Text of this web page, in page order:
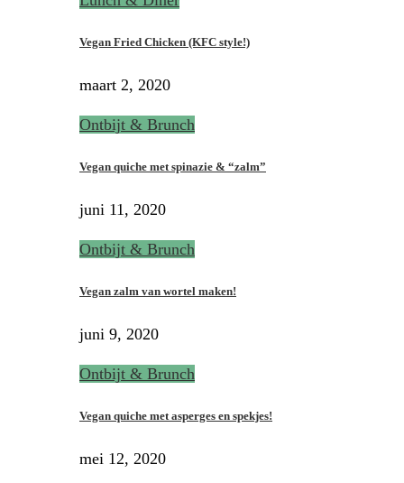
Vegan Fried Chicken (KFC style!)
maart 2, 2020
Ontbijt & Brunch
Vegan quiche met spinazie & “zalm”
juni 11, 2020
Ontbijt & Brunch
Vegan zalm van wortel maken!
juni 9, 2020
Ontbijt & Brunch
Vegan quiche met asperges en spekjes!
mei 12, 2020